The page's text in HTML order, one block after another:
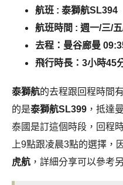
航班 : 泰獅航SL394
航班時間 : 週一/三/
去程：曼谷廊曼
飛行時長：3小時45
泰獅航的去程跟回程時間
的是泰獅航SL399 ，抵達
泰國是訂這個時段，回程
上9點跟凌晨3點的選擇，
虎航 ，詳細分享可以參考